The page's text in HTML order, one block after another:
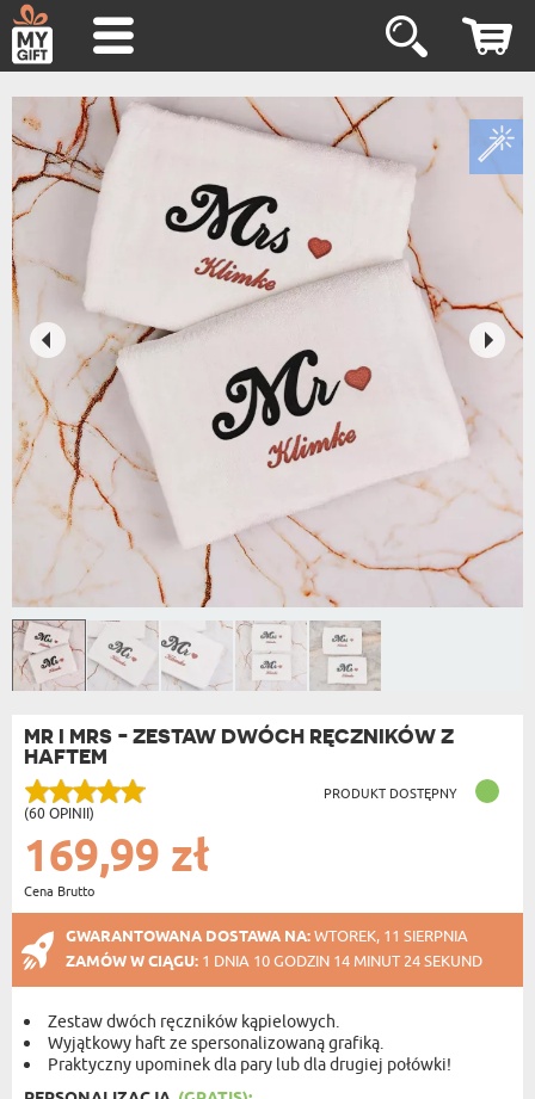
MR I MRS - ZESTAW DWÓCH RĘCZNIKÓW Z
HAFTEM
(60 OPINII)
PRODUKT DOSTĘPNY
169,99 zł
Cena Brutto
GWARANTOWANA DOSTAWA NA:WTOREK, 11 SIERPNIA
ZAMÓW W CIĄGU: 1 DNIA 10 GODZIN 14 MINUT 23 SEKUND
Zestaw dwóch ręczników kąpielowych.
Wyjątkowy haft ze spersonalizowaną grafiką.
Praktyczny upominek dla pary lub dla drugiej połówki!